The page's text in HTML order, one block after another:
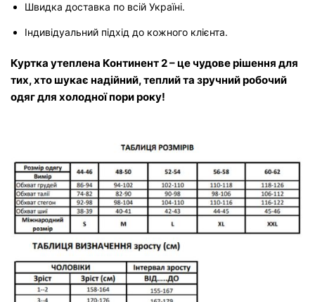
Швидка доставка по всій Україні.
Індивідуальний підхід до кожного клієнта.
Куртка утеплена Континент 2 – це чудове рішення для
тих, хто шукає надійний, теплий та зручний робочий
одяг для холодної пори року!